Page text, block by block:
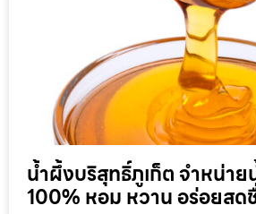
น้ำผึ้งบริสุทธิ์ภูเก็ต จำหน่า
100% หอม หวาน อร่อยสด